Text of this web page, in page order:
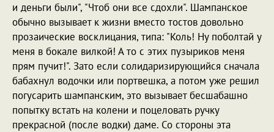
и деньги были", "Чтоб они все сдохли". Шампанское
обычно вызывает к жизни вместо тостов довольно
прозаические восклицания, типа: "Коль! Ну поболтай у
меня в бокале вилкой! А то с этих пузыриков меня
прям пучит!". Зато если солидаризирующийся сначала
бабахнул водочки или портвешка, а потом уже решил
погусарить шампанским, это вызывает бесшабашно
попытку встать на колени и поцеловать ручку
прекрасной (после водки) даме. Со стороны эта